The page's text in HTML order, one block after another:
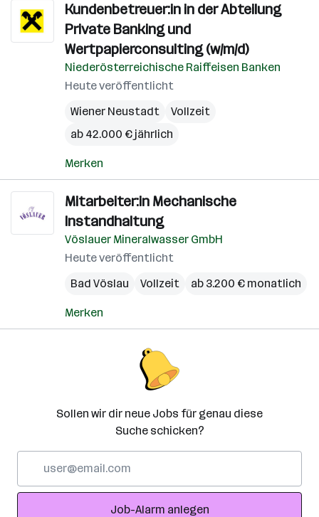
Kundenbetreuer:in in der Abteilung
Private Banking und
Wertpapierconsulting (w/m/d)
Niederösterreichische Raiffeisen Banken
Heute veröffentlicht
Wiener Neustadt
Vollzeit
ab 42.000 € jährlich
Merken
Mitarbeiter:in Mechanische
Instandhaltung
Vöslauer Mineralwasser GmbH
Heute veröffentlicht
Bad Vöslau
Vollzeit ab 3.200 € monatlich
Merken
Sollen wir dir neue Jobs für genau diese
Suche schicken?
Adresse
Job-Alarm anlegen